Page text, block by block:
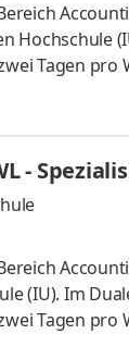
Hochschule
Tagen
Zahlen
und
unterstützt
finden.
-
(IU). Im
Tagen
Die